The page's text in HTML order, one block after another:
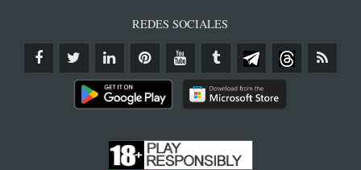
REDES SOCIALES